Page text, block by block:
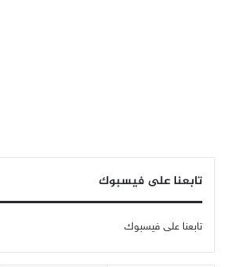
تابعنا على فيسبوك
تابعنا على فيسبوك